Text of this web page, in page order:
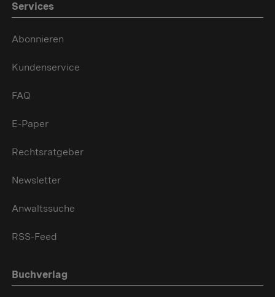
Services
Abonnieren
Kundenservice
FAQ
E-Paper
Rechtsratgeber
Newsletter
Anwaltssuche
RSS-Feed
Buchverlag